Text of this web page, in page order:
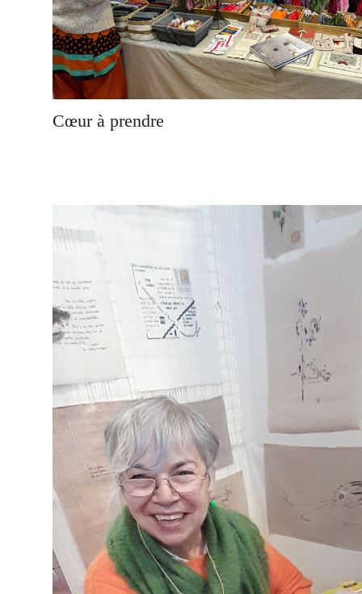
Cœur à prendre